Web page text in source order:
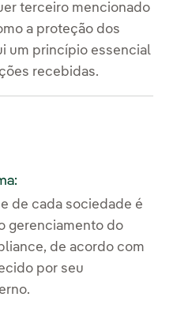
terceiro mencionado
a proteção dos
um princípio essencial
recebidas.
de cada sociedade é
gerenciamento do
de acordo com
por seu